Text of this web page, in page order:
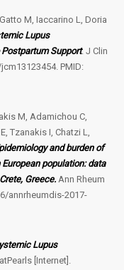
M, Iaccarino L, Doria
Lupus
Support. J Clin
PMID:
M, Adamichou C,
Tzanakis I, Chatzi L,
and burden of
population: data
Greece. Ann Rheum
annrheumdis-2017-
Lupus
[Internet].